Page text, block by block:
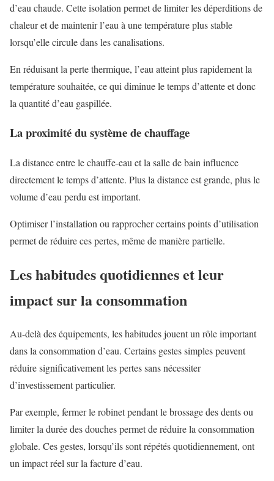
d’eau chaude. Cette isolation permet de limiter les déperditions de
chaleur et de maintenir l’eau à une température plus stable
lorsqu’elle circule dans les canalisations.
En réduisant la perte thermique, l’eau atteint plus rapidement la
température souhaitée, ce qui diminue le temps d’attente et donc
la quantité d’eau gaspillée.
La proximité du système de chauffage
La distance entre le chauffe-eau et la salle de bain influence
directement le temps d’attente. Plus la distance est grande, plus le
volume d’eau perdu est important.
Optimiser l’installation ou rapprocher certains points d’utilisation
permet de réduire ces pertes, même de manière partielle.
Les habitudes quotidiennes et leur
impact sur la consommation
Au-delà des équipements, les habitudes jouent un rôle important
dans la consommation d’eau. Certains gestes simples peuvent
réduire significativement les pertes sans nécessiter
d’investissement particulier.
Par exemple, fermer le robinet pendant le brossage des dents ou
limiter la durée des douches permet de réduire la consommation
globale. Ces gestes, lorsqu’ils sont répétés quotidiennement, ont
un impact réel sur la facture d’eau.